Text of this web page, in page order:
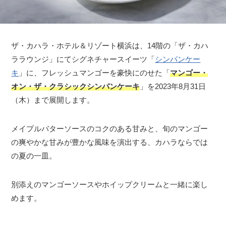
ザ・カハラ・ホテル＆リゾート横浜は、14階の「ザ・カハ
ララウンジ」にてシグネチャースイーツ「シンパンケー
キ 」に、フレッシュマンゴーを豪快にのせた「マンゴー・
オン・ザ・クラシックシンパンケーキ 」を2023年8月31日
（木）まで展開します。
メイプルバターソースのコクのある甘みと、旬のマンゴー
の爽やかな甘みが豊かな風味を演出する、カハラならでは
の夏の一皿。
別添えのマンゴーソースやホイップクリームと一緒に楽し
めます。